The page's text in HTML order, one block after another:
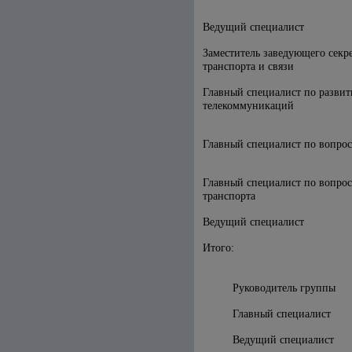
Ведущий специалист
Заместитель заведующего
транспорта и связи
Главный специалист по
телекоммуникаций
Главный специалист по
Главный специалист по
транспорта
Ведущий специалист
Итого:
Руководитель
Главный
Ведущий